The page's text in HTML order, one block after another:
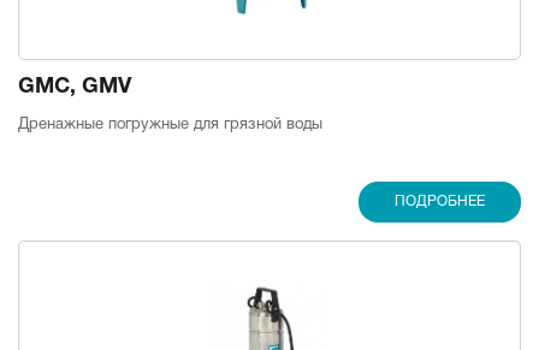
GMC, GMV
Дренажные погружные для грязной воды
ПОДРОБНЕЕ